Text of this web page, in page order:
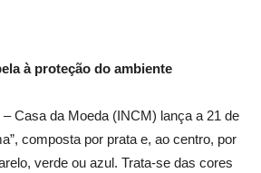
à proteção do ambiente
Casa da Moeda (INCM) lança a 21 de
composta por prata e, ao centro, por
verde ou azul. Trata-se das cores